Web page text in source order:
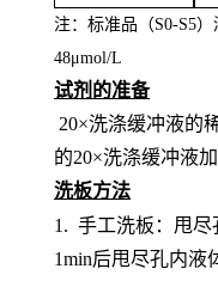
注：标准品（S0-S5
48μmol/L
试剂的准备
20×洗涤缓冲液的
的20×洗涤缓冲液
洗板方法
1. 手工洗板：甩尽
1min后甩尽孔内液